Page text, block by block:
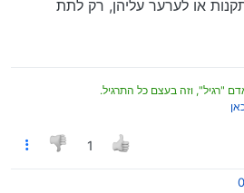
או לערער עליהן, רק לתת
"רגיל", וזה בעצם כל התרגיל.
1